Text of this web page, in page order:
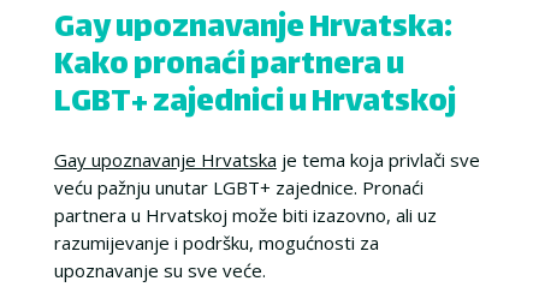
Gay upoznavanje Hrvatska:
Kako pronaći partnera u
LGBT+ zajednici u Hrvatskoj
Gay upoznavanje Hrvatska je tema koja privlači sve
veću pažnju unutar LGBT+ zajednice. Pronaći
partnera u Hrvatskoj može biti izazovno, ali uz
razumijevanje i podršku, mogućnosti za
upoznavanje su sve veće.